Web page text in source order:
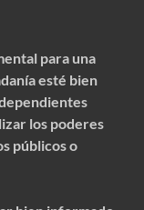
para una
esté bien
los poderes
públicos o